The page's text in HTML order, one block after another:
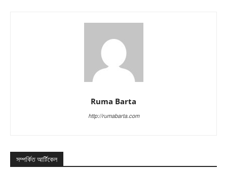
Ruma Barta
http://rumabarta.com
সম্পর্কিত আর্টিকেল